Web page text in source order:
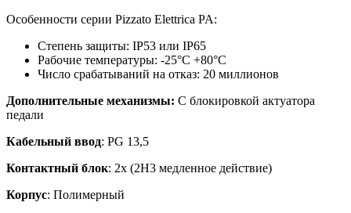
Особенности серии Pizzato Elettrica PA:
Степень защиты: IP53 или IP65
Рабочие температуры: -25°С +80°С
Число срабатываний на отказ: 20 миллионов
Дополнительные механизмы: С блокировкой актуатора
педали
Кабельный ввод: PG 13,5
Контактный блок: 2x (2Н3 медленное действие)
Корпус: Полимерный